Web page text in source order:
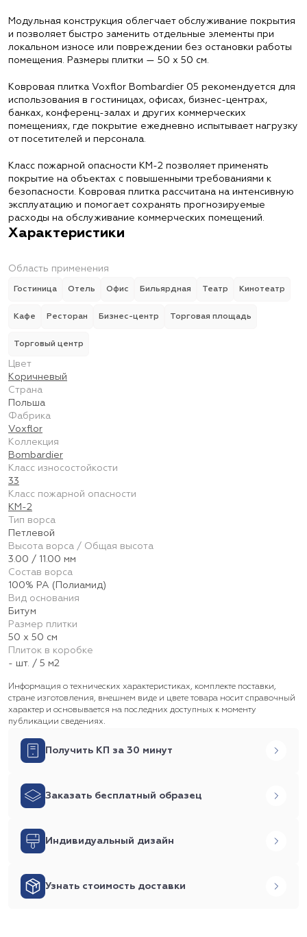
Модульная конструкция облегчает обслуживание покрытия
и позволяет быстро заменить отдельные элементы при
локальном износе или повреждении без остановки работы
помещения. Размеры плитки — 50 х 50 см.
Ковровая плитка Voxflor Bombardier 05 рекомендуется для
использования в гостиницах, офисах, бизнес-центрах,
банках, конференц-залах и других коммерческих
помещениях, где покрытие ежедневно испытывает нагрузку
от посетителей и персонала.
Класс пожарной опасности КМ-2 позволяет применять
покрытие на объектах с повышенными требованиями к
безопасности. Ковровая плитка рассчитана на интенсивную
эксплуатацию и помогает сохранять прогнозируемые
расходы на обслуживание коммерческих помещений.
Характеристики
Область применения
Гостиница Отель Офис Бильярдная Театр Кинотеатр
Кафе Ресторан Бизнес-центр Торговая площадь
Торговый центр
Цвет
Коричневый
Страна
Польша
Фабрика
Voxflor
Коллекция
Bombardier
Класс износостойкости
33
Класс пожарной опасности
КМ-2
Тип ворса
Петлевой
Высота ворса / Общая высота
3.00 / 11.00 мм
Состав ворса
100% PA (Полиамид)
Вид основания
Битум
Размер плитки
50 х 50 см
Плиток в коробке
- шт. / 5 м2
Информация о технических характеристиках, комплекте поставки,
стране изготовления, внешнем виде и цвете товара носит справочный
характер и основывается на последних доступных к моменту
публикации сведениях.
Получить КП за 30 минут
Заказать бесплатный образец
Индивидуальный дизайн
Узнать стоимость доставки